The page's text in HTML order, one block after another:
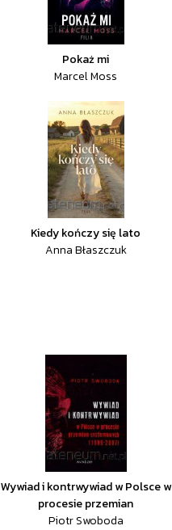
Pokaż mi
Marcel Moss
Kiedy kończy się lato
Anna Błaszczuk
Wywiad i kontrwywiad w Polsce w
procesie przemian
Piotr Swoboda